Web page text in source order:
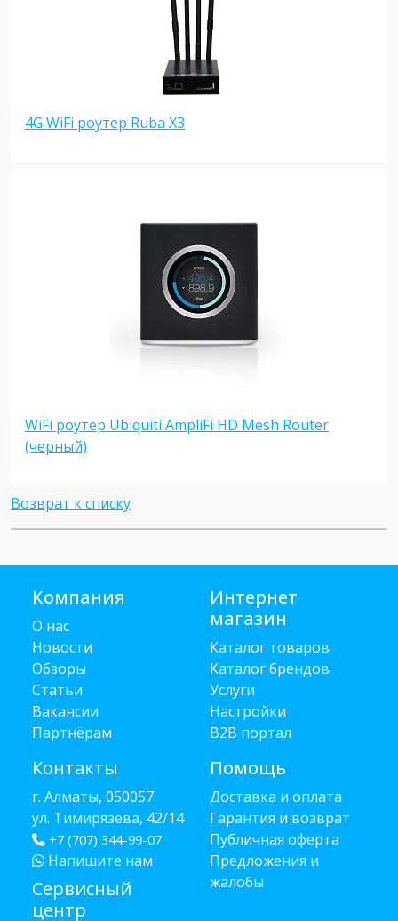
4G WiFi роутер Ruba X3
WiFi роутер Ubiquiti AmpliFi HD Mesh Router
(черный)
Возврат к списку
Компания
О нас
Новости
Обзоры
Статьи
Вакансии
Партнёрам
Контакты
г. Алматы, 050057
ул. Тимирязева, 42/14
+7 (707) 344-99-07
Напишите нам
Сервисный
центр
Интернет
магазин
Каталог товаров
Каталог брендов
Услуги
Настройки
B2B портал
Помощь
Доставка и оплата
Гарантия и возврат
Публичная оферта
Предложения и
жалобы